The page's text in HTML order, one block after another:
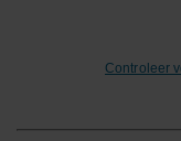
Controleer